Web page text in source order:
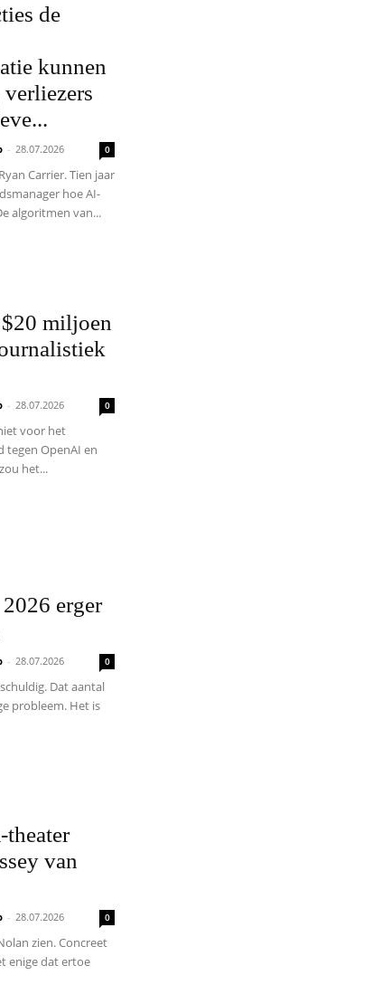
de
kunnen
- 28.07.2026 0
Carrier. Tien jaar
hoe AI-
algoritmen van...
miljoen
- 28.07.2026 0
voor het
tegen OpenAI en
het...
erger
- 28.07.2026 0
Dat aantal
probleem. Het is
theater
van
- 28.07.2026 0
zien. Concreet
enige dat ertoe